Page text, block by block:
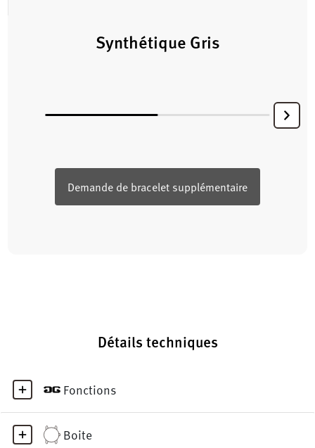
Synthétique Gris
Demande de bracelet supplémentaire
Détails techniques
Fonctions
Boite